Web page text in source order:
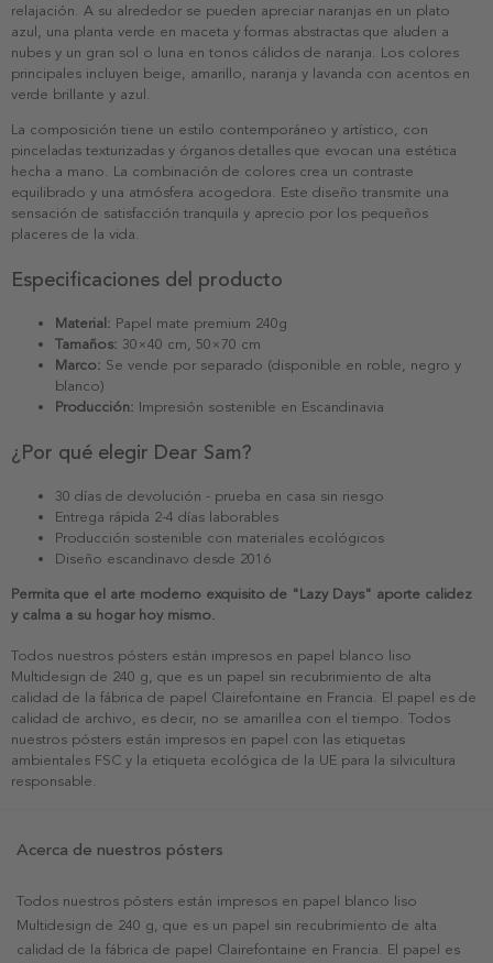
relajación. A su alrededor se pueden apreciar naranjas en un plato
azul, una planta verde en maceta y formas abstractas que aluden a
nubes y un gran sol o luna en tonos cálidos de naranja. Los colores
principales incluyen beige, amarillo, naranja y lavanda con acentos en
verde brillante y azul.
La composición tiene un estilo contemporáneo y artístico, con
pinceladas texturizadas y órganos detalles que evocan una estética
hecha a mano. La combinación de colores crea un contraste
equilibrado y una atmósfera acogedora. Este diseño transmite una
sensación de satisfacción tranquila y aprecio por los pequeños
placeres de la vida.
Especificaciones del producto
Material: Papel mate premium 240g
Tamaños: 30×40 cm, 50×70 cm
Marco: Se vende por separado (disponible en roble, negro y
blanco)
Producción: Impresión sostenible en Escandinavia
¿Por qué elegir Dear Sam?
30 días de devolución - prueba en casa sin riesgo
Entrega rápida 2-4 días laborables
Producción sostenible con materiales ecológicos
Diseño escandinavo desde 2016
Permita que el arte moderno exquisito de "Lazy Days" aporte calidez
y calma a su hogar hoy mismo.
Todos nuestros pósters están impresos en papel blanco liso
Multidesign de 240 g, que es un papel sin recubrimiento de alta
calidad de la fábrica de papel Clairefontaine en Francia. El papel es de
calidad de archivo, es decir, no se amarillea con el tiempo. Todos
nuestros pósters están impresos en papel con las etiquetas
ambientales FSC y la etiqueta ecológica de la UE para la silvicultura
responsable.
Acerca de nuestros pósters
Todos nuestros pósters están impresos en papel blanco liso
Multidesign de 240 g, que es un papel sin recubrimiento de alta
calidad de la fábrica de papel Clairefontaine en Francia. El papel es